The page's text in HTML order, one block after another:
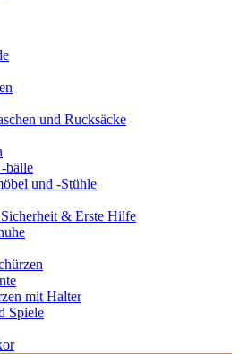
und Rucksäcke
bälle
und -Stühle
& Erste Hilfe
mit Halter
Spiele